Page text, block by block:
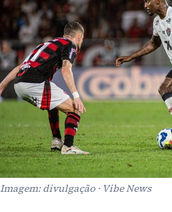
Imagem: divulgação · Vibe News